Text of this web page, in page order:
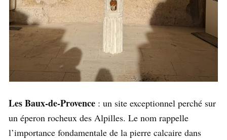
Les Baux-de-Provence : un site exceptionnel perché sur
un éperon rocheux des Alpilles. Le nom rappelle
l’importance fondamentale de la pierre calcaire dans